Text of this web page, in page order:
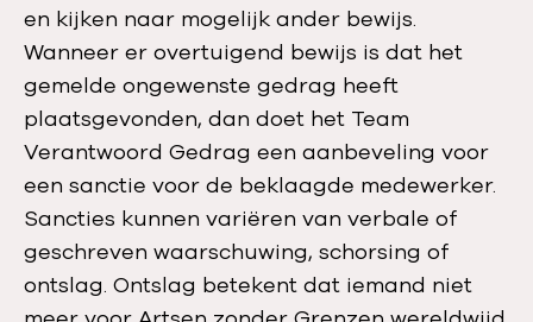
en kijken naar mogelijk ander bewijs.
Wanneer er overtuigend bewijs is dat het
gemelde ongewenste gedrag heeft
plaatsgevonden, dan doet het Team
Verantwoord Gedrag een aanbeveling voor
een sanctie voor de beklaagde medewerker.
Sancties kunnen variëren van verbale of
geschreven waarschuwing, schorsing of
ontslag. Ontslag betekent dat iemand niet